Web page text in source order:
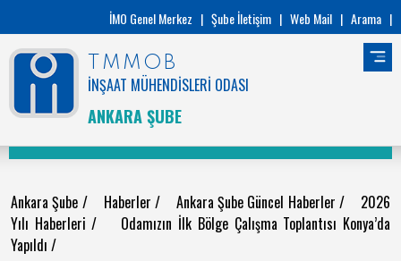
İMO Genel Merkez | Şube İletişim | Web Mail | Arama |
TMMOB
İNŞAAT MÜHENDİSLERİ ODASI
ANKARA ŞUBE
Ankara Şube / Haberler / Ankara Şube Güncel Haberler/ 2026
Yılı Haberleri/ Odamızın İlk Bölge Çalışma Toplantısı Konya’da
Yapıldı /